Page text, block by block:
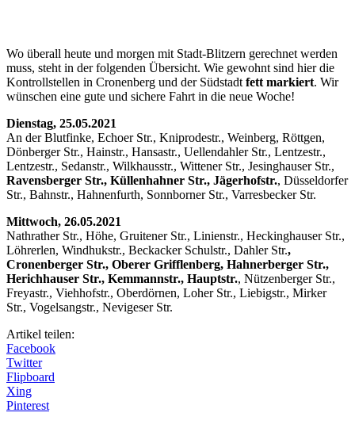
Wo überall heute und morgen mit Stadt-Blitzern gerechnet werden
muss, steht in der folgenden Übersicht. Wie gewohnt sind hier die
Kontrollstellen in Cronenberg und der Südstadt fett markiert. Wir
wünschen eine gute und sichere Fahrt in die neue Woche!
Dienstag, 25.05.2021
An der Blutfinke, Echoer Str., Kniprodestr., Weinberg, Röttgen,
Dönberger Str., Hainstr., Hansastr., Uellendahler Str., Lentzestr.,
Lentzestr., Sedanstr., Wilkhausstr., Wittener Str., Jesinghauser Str.,
Ravensberger Str., Küllenhahner Str., Jägerhofstr., Düsseldorfer
Str., Bahnstr., Hahnenfurth, Sonnborner Str., Varresbecker Str.
Mittwoch, 26.05.2021
Nathrather Str., Höhe, Gruitener Str., Linienstr., Heckinghauser Str.,
Löhrerlen, Windhukstr., Beckacker Schulstr., Dahler Str.,
Cronenberger Str., Oberer Grifflenberg, Hahnerberger Str.,
Herichhauser Str., Kemmannstr., Hauptstr., Nützenberger Str.,
Freyastr., Viehhofstr., Oberdörnen, Loher Str., Liebigstr., Mirker
Str., Vogelsangstr., Nevigeser Str.
Artikel teilen:
Facebook
Twitter
Flipboard
Xing
Pinterest